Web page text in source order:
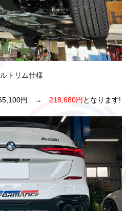
トリム仕様
円 → 218,680円 となります!